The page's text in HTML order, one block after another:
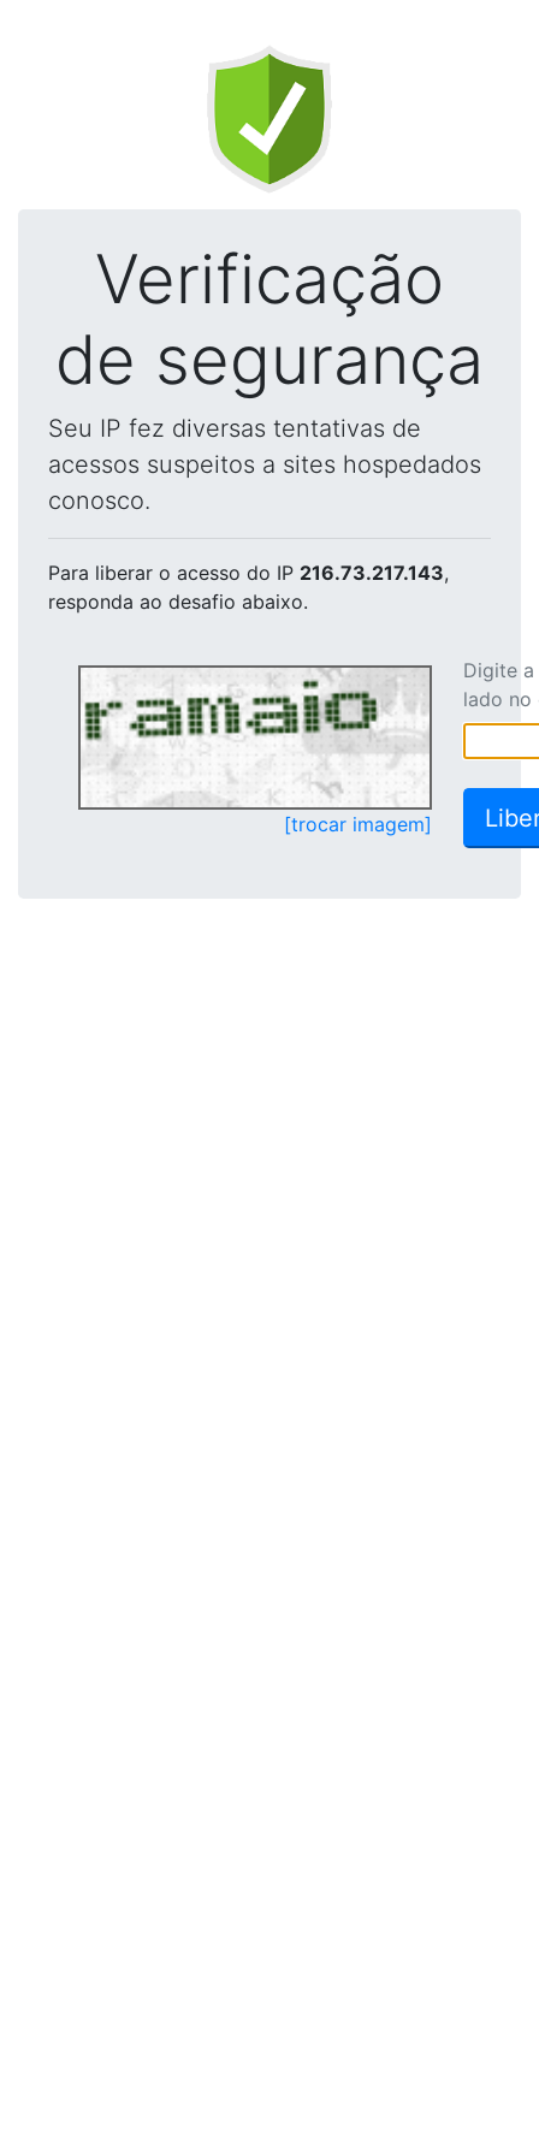
Verificação
de segurança
Seu IP fez diversas tentativas de
acessos suspeitos a sites hospedados
conosco.
Para liberar o acesso do IP 216.73.217.143,
responda ao desafio abaixo.
[trocar imagem]
Digite
lado no